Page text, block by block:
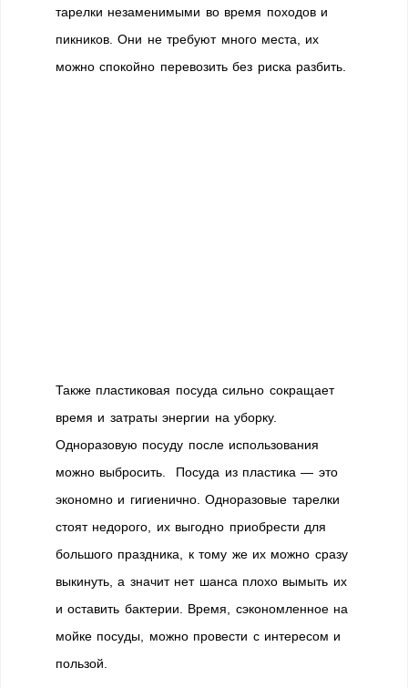
тарелки незаменимыми во время походов и
пикников. Они не требуют много места, их
можно спокойно перевозить без риска разбить.
Также пластиковая посуда сильно сокращает
время и затраты энергии на уборку.
Одноразовую посуду после использования
можно выбросить. Посуда из пластика — это
экономно и гигиенично. Одноразовые тарелки
стоят недорого, их выгодно приобрести для
большого праздника, к тому же их можно сразу
выкинуть, а значит нет шанса плохо вымыть их
и оставить бактерии. Время, сэкономленное на
мойке посуды, можно провести с интересом и
пользой.